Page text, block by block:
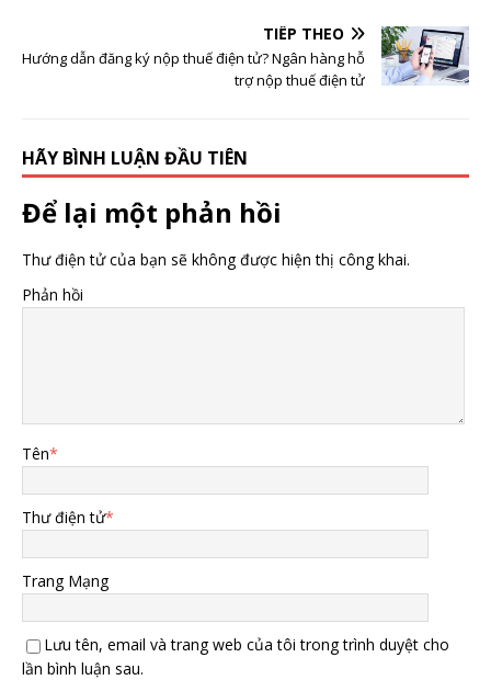
TIẾP THEO
Hướng dẫn đăng ký nộp thuế điện tử? Ngân hàng hỗ
trợ nộp thuế điện tử
HÃY BÌNH LUẬN ĐẦU TIÊN
Để lại một phản hồi
Thư điện tử của bạn sẽ không được hiện thị công khai.
Phản hồi
Tên*
Thư điện tử*
Trang Mạng
Lưu tên, email và trang web của tôi trong trình duyệt cho
lần bình luận sau.